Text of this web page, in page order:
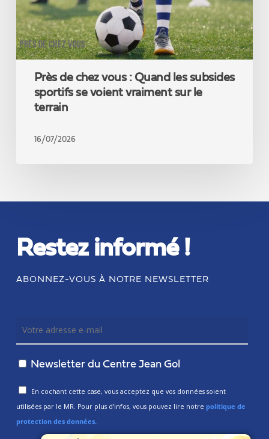
PRÈS DE CHEZ VOUS
vraiment
sur
le
terrain
Près de chez vous : Quand les subsides
sportifs se voient vraiment sur le
terrain
16/07/2026
Restez informé !
ABONNEZ-VOUS À NOTRE NEWSLETTER
Newsletter du Centre Jean Gol
En cochant cette case, vous acceptez que vos données soient
utilisées par le MR. Pour plus d’infos, vous pouvez lire notre politique de
protection des données.